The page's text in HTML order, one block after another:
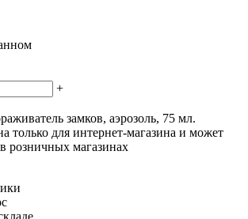
+
замков, аэрозоль, 75 мл.
только для интернет-магазина и может
розничных магазинах